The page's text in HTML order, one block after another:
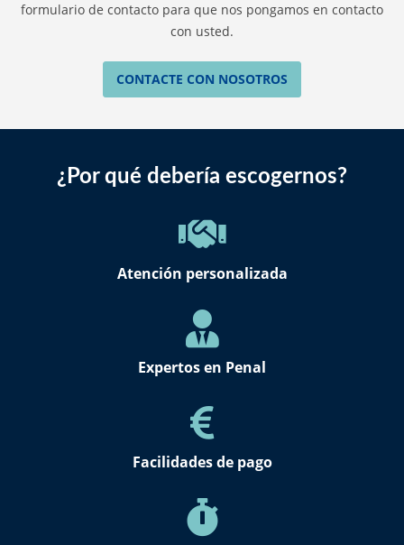
formulario de contacto para que nos pongamos en contacto
con usted.
CONTACTE CON NOSOTROS
¿Por qué debería escogernos?
Atención personalizada
Expertos en Penal
Facilidades de pago